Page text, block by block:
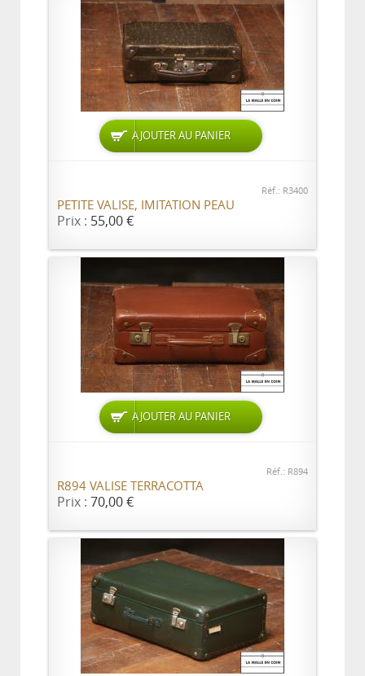
AJOUTER AU PANIER
Réf.: R3400
PETITE VALISE, IMITATION PEAU
Prix : 55,00 €
AJOUTER AU PANIER
Réf.: R894
R894 VALISE TERRACOTTA
Prix : 70,00 €